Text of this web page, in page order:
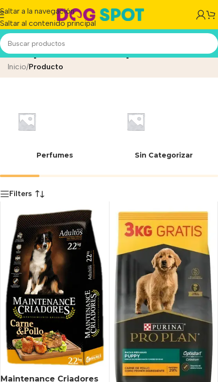
Saltar a la navegación
Saltar al contenido principal
Subproductos de pollo
Inicio/Producto
Perfumes Sin Categorizar
Filters
Maintenance Criadores